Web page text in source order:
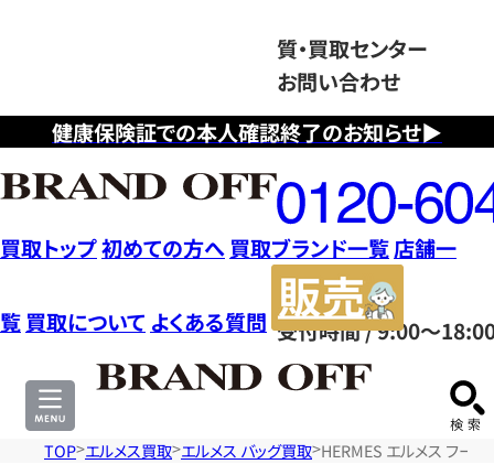
健康保険証での本人確認終了のお知らせ▶
質・買取センター
お問い合わせ
フ
リ
ー
ダ
イ
ヤ
ル
0120604117
受付時間 / 9:00～
買取トップ初めての方へ 買取ブランド一覧店舗一
覧 買取について よくある質問
サ
TOP エルメス買取 エルメス バッグ買取 HERMES エルメス フー